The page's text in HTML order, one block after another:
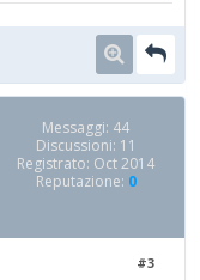
Messaggi: 44
Discussioni: 11
Registrato: Oct 2014
Reputazione: 0
#3